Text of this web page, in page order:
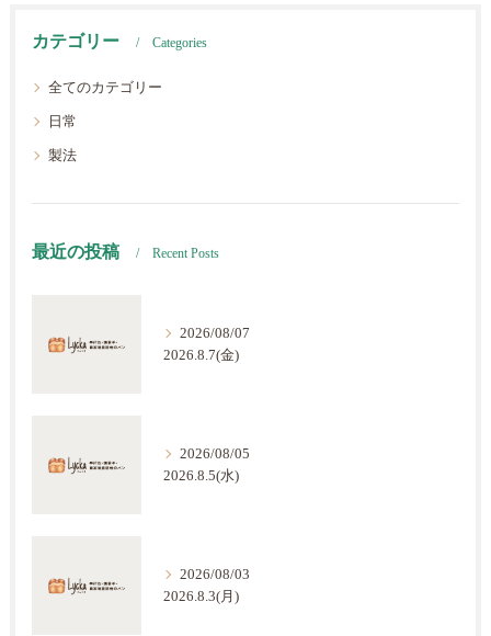
カテゴリー Categories
全てのカテゴリー
日常
製法
最近の投稿 Recent Posts
2026/08/07
2026.8.7(金)
2026/08/05
2026.8.5(水)
2026/08/03
2026.8.3(月)